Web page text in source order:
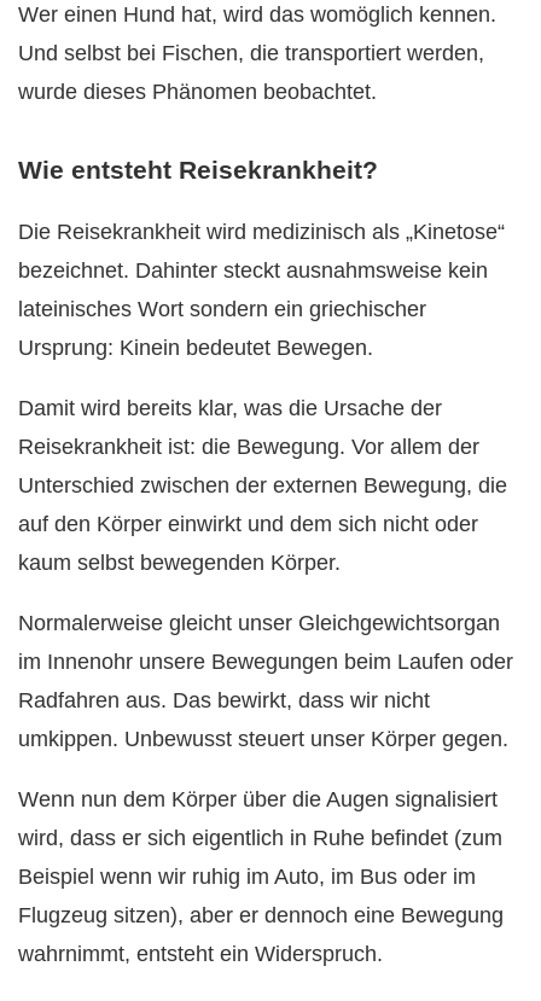
Wer einen Hund hat, wird das womöglich kennen.
Und selbst bei Fischen, die transportiert werden,
wurde dieses Phänomen beobachtet.
Wie entsteht Reisekrankheit?
Die Reisekrankheit wird medizinisch als „Kinetose“
bezeichnet. Dahinter steckt ausnahmsweise kein
lateinisches Wort sondern ein griechischer
Ursprung: Kinein bedeutet Bewegen.
Damit wird bereits klar, was die Ursache der
Reisekrankheit ist: die Bewegung. Vor allem der
Unterschied zwischen der externen Bewegung, die
auf den Körper einwirkt und dem sich nicht oder
kaum selbst bewegenden Körper.
Normalerweise gleicht unser Gleichgewichtsorgan
im Innenohr unsere Bewegungen beim Laufen oder
Radfahren aus. Das bewirkt, dass wir nicht
umkippen. Unbewusst steuert unser Körper gegen.
Wenn nun dem Körper über die Augen signalisiert
wird, dass er sich eigentlich in Ruhe befindet (zum
Beispiel wenn wir ruhig im Auto, im Bus oder im
Flugzeug sitzen), aber er dennoch eine Bewegung
wahrnimmt, entsteht ein Widerspruch.